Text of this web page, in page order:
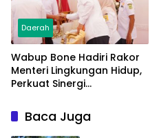
Daerah
Wabup Bone Hadiri Rakor
Menteri Lingkungan Hidup,
Perkuat Sinergi
ModernBaca Juga